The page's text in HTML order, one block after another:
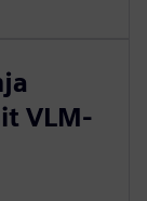
VLM-